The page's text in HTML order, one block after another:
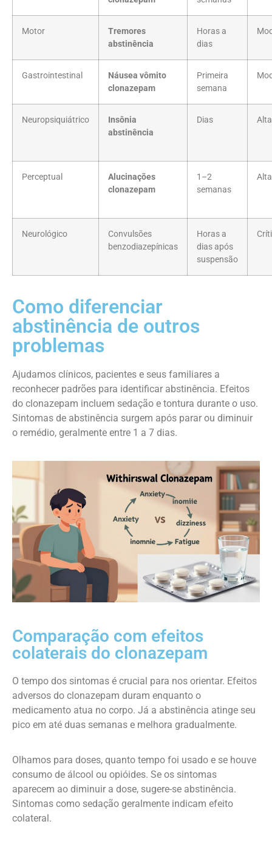
Motor
Tremores
abstinência
Horas a
dias
Gastrointestinal
Náusea vômito
clonazepam
Primeira
semana
Neuropsiquiátrico
Insônia
abstinência
Dias Alta
Perceptual
Alucinações
clonazepam
1–2
semanas
Alta
Neurológico
Convulsões
benzodiazepínicas
Horas a
dias após
suspensão
Como diferenciar
abstinência de outros
problemas
Ajudamos clínicos, pacientes e seus familiares a
reconhecer padrões para identificar abstinência. Efeitos
do clonazepam incluem sedação e tontura durante o uso.
Sintomas de abstinência surgem após parar ou diminuir
o remédio, geralmente entre 1 a 7 dias.
Comparação com efeitos
colaterais do clonazepam
O tempo dos sintomas é crucial para nos orientar. Efeitos
adversos do clonazepam duram enquanto o
medicamento atua no corpo. Já a abstinência atinge seu
pico em até duas semanas e melhora gradualmente.
Olhamos para doses, quanto tempo foi usado e se houve
consumo de álcool ou opióides. Se os sintomas
aparecem ao diminuir a dose, sugere-se abstinência.
Sintomas como sedação geralmente indicam efeito
colateral.